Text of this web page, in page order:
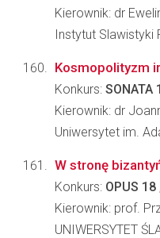
Kierownik: dr
Instytut Slawistyki
Kosmopolityzm
Konkurs: SONATA
Kierownik: dr
Uniwersytet im.
W stronę
Konkurs: OPUS 18
Kierownik: prof.
UNIWERSYTET